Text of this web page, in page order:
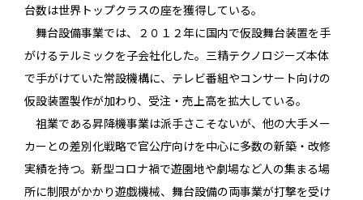
台数は世界トップクラスの座を獲得している。
舞台設備事業では、２０１２年に国内で仮設舞台装置を手
がけるテルミックを子会社化した。三精テクノロジーズ本体
で手がけていた常設機構に、テレビ番組やコンサート向けの
仮設装置製作が加わり、受注・売上高を拡大している。
祖業である昇降機事業は派手さこそないが、他の大手メー
カーとの差別化戦略で官公庁向けを中心に多数の新築・改修
実績を持つ。新型コロナ禍で遊園地や劇場など人の集まる場
所に制限がかかり遊戯機械、舞台設備の両事業が打撃を受け